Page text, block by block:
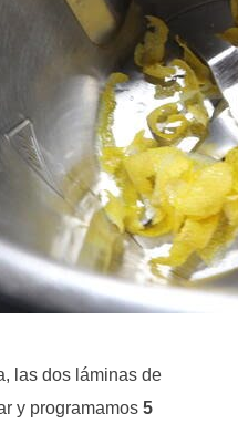
las dos láminas de
y programamos 5